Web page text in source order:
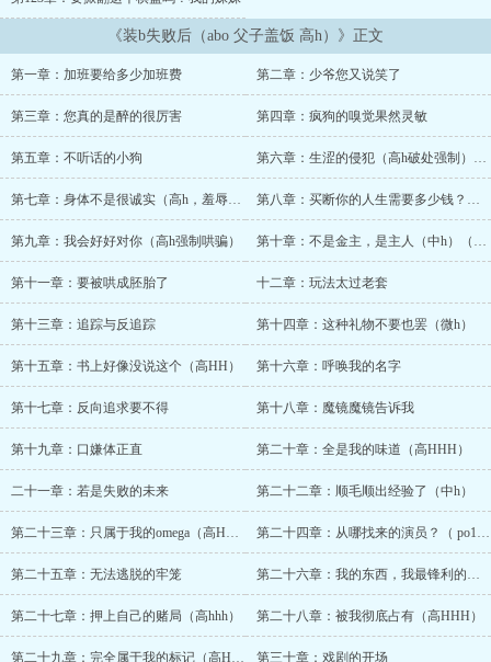
人： ?“骗了我这个主人…” ?“你这条不听话的狗，打算用什么来赔？”
??完了。我那点靠打工辛苦垒起来的平静生活，被他砸得稀巴烂。??
我忍。我筹谋。我假装是他最听话的狗，实际上，伺机想咬断这疯子
茄点燃了我刚摸到的生路。 ?他坐在阴影里，像打量一件失而复得的
?“小老鼠，你以为你能逃到哪里去？”社畜感十足女主x自恋病娇富二
代x控制欲极强的家主ps：儿子是处，爸爸自然不是（狗头）。排雷：
强取豪夺MAX，相爱相杀，男主父子皆非善茬，女主表面顺从内心逆
反。一个作者不太想写剧情后的产物(虽然还是忍不住写剧情），主要
是想吃父子盖饭了。五章左右开始肉。To 亲爱的宝宝们：喜欢哪个男
主可以多多留言增加戏份，嘿嘿。ps：目前同时开了几个文，这个应
该是每日更新，有存稿。固定更新时间：每日八点。可能会多更。珠
珠每+50 / 收到打赏 / 收藏每破300 立刻加更一章！冲鸭！喜欢我的宝
宝们可以多多推荐，投珠，让更多人看到，写文纯靠大家支持。...
《装b失败后（abo 父子盖饭 高h）》正文
第一章：加班要给多少加班费 第二章：少爷您又说笑了
第三章：您真的是醉的很厉害 第四章：疯狗的嗅觉果然灵敏
第五章：不听话的小狗 第六章：生涩的侵犯（高h破处强制）（3000+
第七章：身体不是很诚实（高h，羞辱，强迫） 第八章：买断你的人生需要多少钱？（高h强制
第九章：我会好好对你（高h强制哄骗） 第十章：不是金主，是主人（中h）（3000+）
第十一章：要被哄成胚胎了 十二章：玩法太过老套
第十三章：追踪与反追踪 第十四章：这种礼物不要也罢（微h）
第十五章：书上好像没说这个（高HH） 第十六章：呼唤我的名字
第十七章：反向追求要不得 第十八章：魔镜魔镜告诉我
第十九章：口嫌体正直 第二十章：全是我的味道（高HHH）
二十一章：若是失败的未来 第二十二章：顺毛顺出经验了（中h）
第二十三章：只属于我的omega（高HHH） 第二十四章：从哪找来的演员？（ po18.live
第二十五章：无法逃脱的牢笼 第二十六章：我的东西，我最锋利的利刃（高
第二十七章：押上自己的赌局（高hhh） 第二十八章：被我彻底占有（高HHH）
第二十九章：完全属于我的标记（高HHH） 第三十章：戏剧的开场